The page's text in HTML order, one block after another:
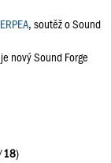
ERPEA, soutěž o Sound
nový Sound Forge
18)